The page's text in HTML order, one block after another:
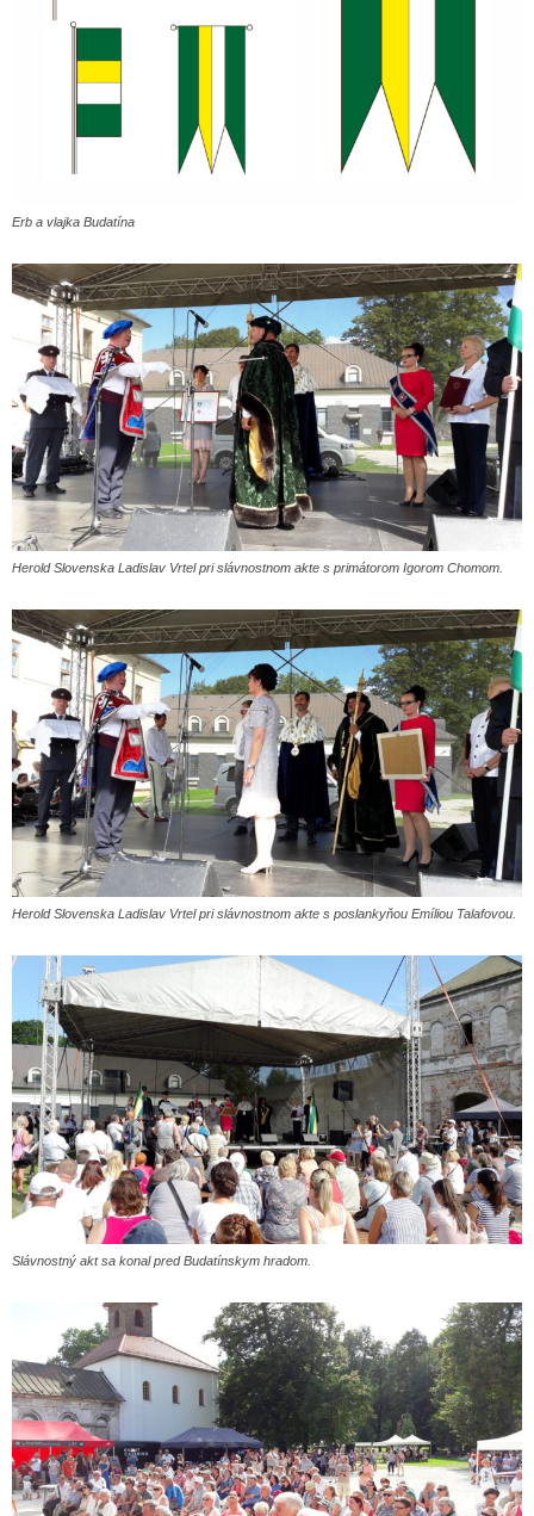
Erb a vlajka Budatína
Herold Slovenska Ladislav Vrtel pri slávnostnom akte s primátorom Igorom Chomom.
Herold Slovenska Ladislav Vrtel pri slávnostnom akte s poslankyňou Emíliou Talafovou.
Slávnostný akt sa konal pred Budatínskym hradom.